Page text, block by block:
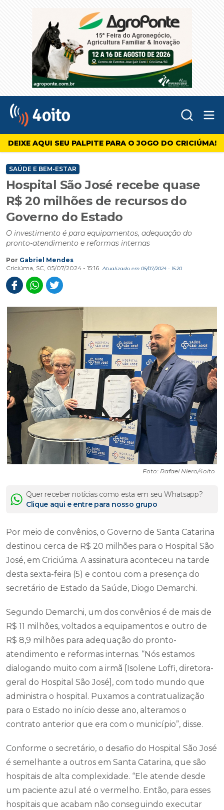
4oito
DEIXE AQUI SEU PALPITE PARA O JOGO DO CRICIÚMA!
SAÚDE E BEM-ESTAR
Hospital São José recebe quase
R$ 20 milhões de recursos do
Governo do Estado
O investimento é para equipamentos, adequação do
pronto-atendimento e reformas internas
Por Gabriel Mendes
Criciúma, SC, 05/07/2024 - 15:16
Atualizado em 05/07/2024 - 15:20
Foto: Rafael Niero/4oito
Quer receber notícias como esta em seu Whatsapp?
Clique aqui e entre para nosso grupo
Por meio de convênios, o Governo de Santa Catarina
destinou cerca de R$ 20 milhões para o Hospital São
José, em Criciúma. A assinatura aconteceu na tarde
desta sexta-feira (5) e contou com a presença do
secretário de Estado da Saúde, Diogo Demarchi.
Segundo Demarchi, um dos convênios é de mais de
R$ 11 milhões, voltados a equipamentos e outro de
R$ 8,9 milhões para adequação do pronto-
atendimento e reformas internas. “Nós estamos
dialogando muito com a irmã [Isolene Loffi, diretora-
geral do Hospital São José], com todo mundo que
administra o hospital. Puxamos a contratualização
para o Estado no início desse ano, alteramos o
contrato anterior que era com o município”, disse.
Conforme o secretário, o desafio do Hospital São José
é semelhante a outros em Santa Catarina, que são
hospitais de alta complexidade. “Ele atende desde
um paciente azul até o vermelho. Então, para esses
hospitais que acabam não conseguindo executar